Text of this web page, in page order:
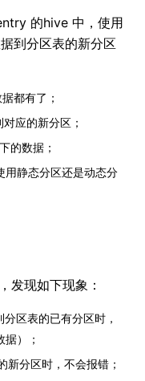
的hive 中，使用
到分区表的新分区
都有了；
应的新分区；
的数据；
用静态分区还是动态分
发现如下现象：
区表的已有分区时，
）；
分区时，不会报错；